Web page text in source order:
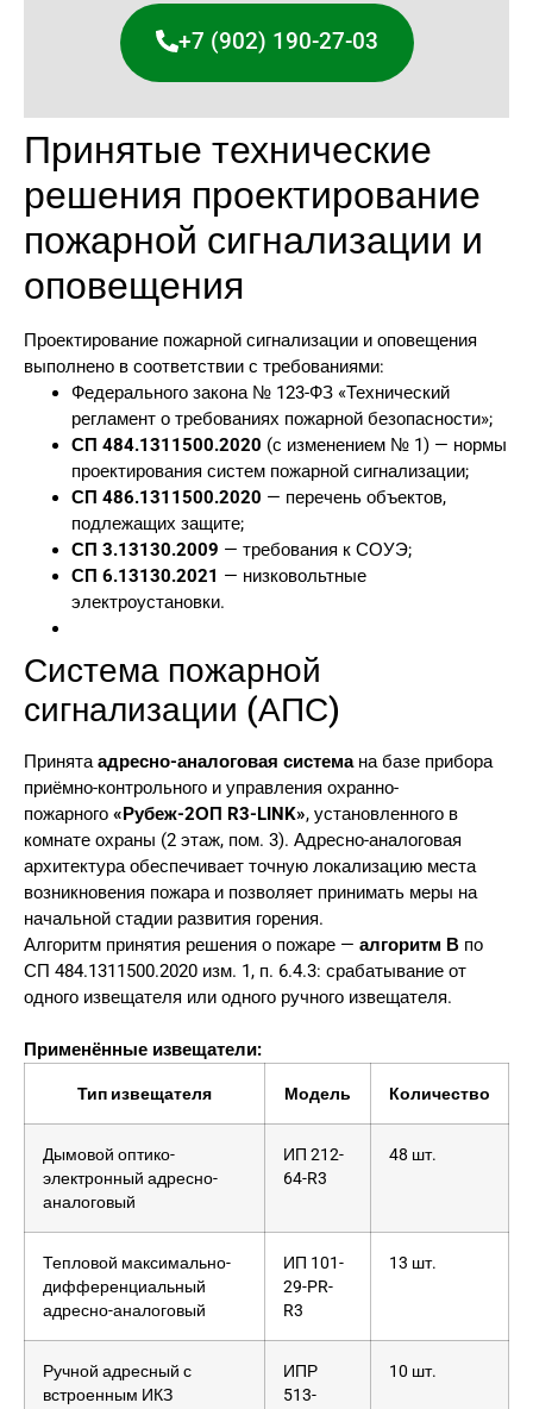
+7 (902) 190-27-03
Принятые технические
решения проектирование
пожарной сигнализации и
оповещения
Проектирование пожарной сигнализации и оповещения
выполнено в соответствии с требованиями:
Федерального закона № 123-ФЗ «Технический
регламент о требованиях пожарной безопасности»;
СП 484.1311500.2020 (с изменением № 1) — нормы
проектирования систем пожарной сигнализации;
СП 486.1311500.2020 — перечень объектов,
подлежащих защите;
СП 3.13130.2009 — требования к СОУЭ;
СП 6.13130.2021 — низковольтные
электроустановки.
Система пожарной
сигнализации (АПС)
Принятаадресно-аналоговая системана базе прибора
приёмно-контрольного и управления охранно-
пожарного «Рубеж-2ОП R3-LINK», установленного в
комнате охраны (2 этаж, пом. 3). Адресно-аналоговая
архитектура обеспечивает точную локализацию места
возникновения пожара и позволяет принимать меры на
начальной стадии развития горения.
Алгоритм принятия решения о пожаре — алгоритм В по
СП 484.1311500.2020 изм. 1, п. 6.4.3: срабатывание от
одного извещателя или одного ручного извещателя.
Применённые извещатели:
Тип извещателя Модель Количество
Дымовой оптико-
электронный адресно-
аналоговый
ИП 212-
64-R3
48 шт.
Тепловой максимально-
дифференциальный
адресно-аналоговый
ИП 101-
29-PR-
R3
13 шт.
Ручной адресный с
встроенным ИКЗ
ИПР
513-
10 шт.